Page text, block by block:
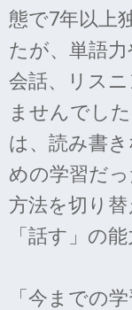
態で7年以上
たが、単語力
会話、リス
ませんでし
は、読み書
めの学習だ
方法を切り替
「話す」の
「今までの